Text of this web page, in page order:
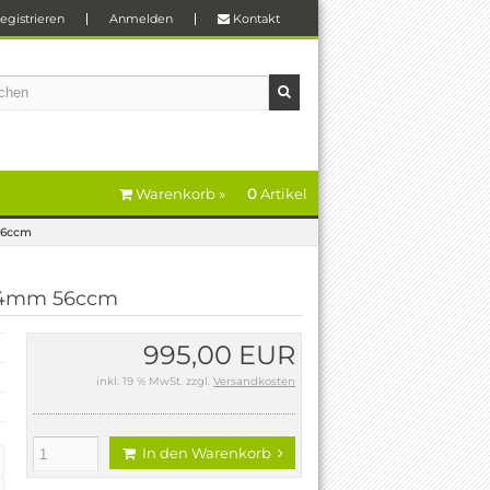
Anmelden Kontakt
Warenkorb » 0Artikel
56ccm
995,00 EUR
inkl. 19 % MwSt. zzgl. Versandkosten
In den Warenkorb